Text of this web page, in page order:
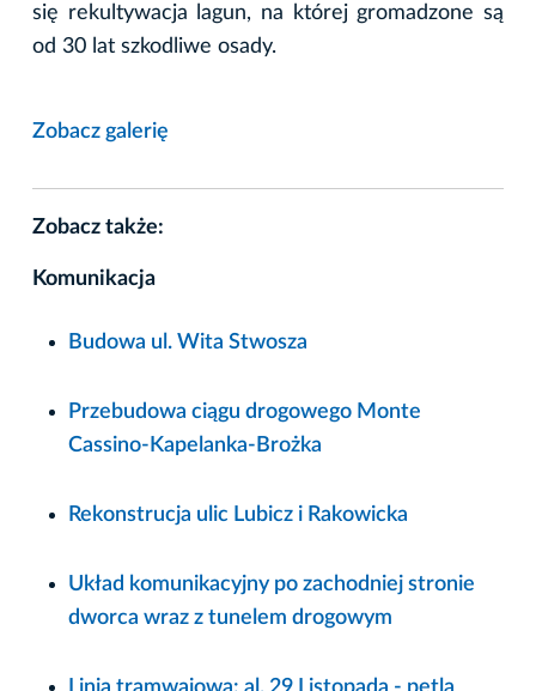
się rekultywacja lagun, na której gromadzone są
od 30 lat szkodliwe osady.
Zobacz galerię
Zobacz także:
Komunikacja
Budowa ul. Wita Stwosza
Przebudowa ciągu drogowego Monte
Cassino-Kapelanka-Brożka
Rekonstrucja ulic Lubicz i Rakowicka
Układ komunikacyjny po zachodniej stronie
dworca wraz z tunelem drogowym